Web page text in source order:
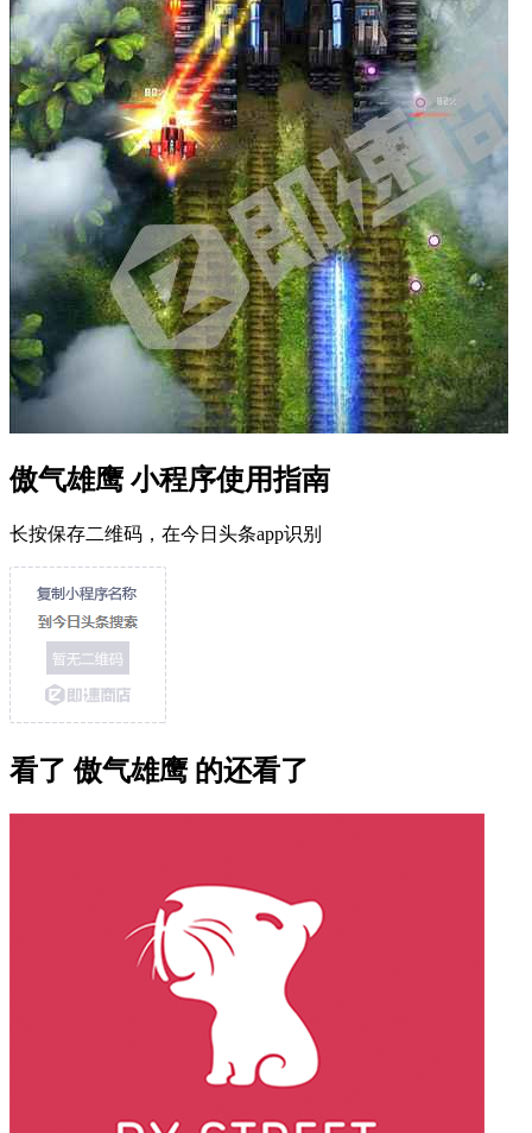
傲气雄鹰 小程序使用指南
长按保存二维码，在今日头条app识别
看了 傲气雄鹰 的还看了